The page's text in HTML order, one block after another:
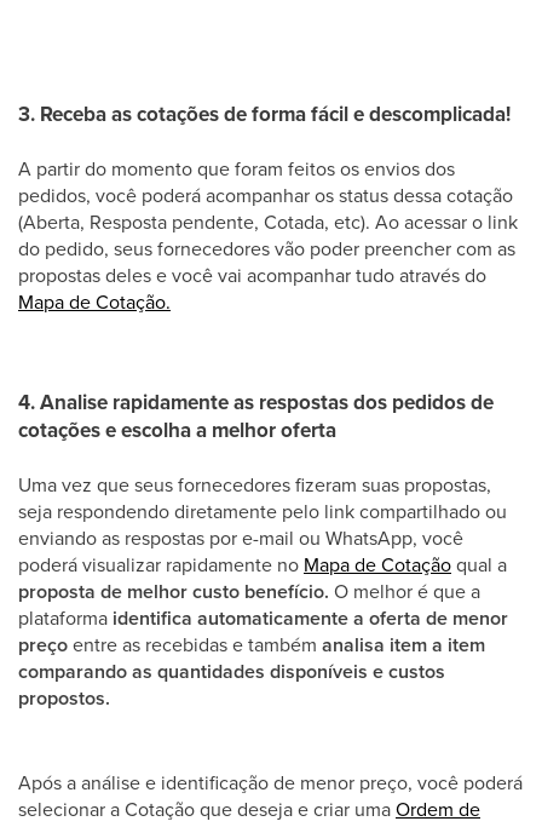
3. Receba as cotações de forma fácil e descomplicada!
A partir do momento que foram feitos os envios dos
pedidos, você poderá acompanhar os status dessa cotação
(Aberta, Resposta pendente, Cotada, etc). Ao acessar o link
do pedido, seus fornecedores vão poder preencher com as
propostas deles e você vai acompanhar tudo através do
Mapa de Cotação.
4. Analise rapidamente as respostas dos pedidos de
cotações e escolha a melhor oferta
Uma vez que seus fornecedores fizeram suas propostas,
seja respondendo diretamente pelo link compartilhado ou
enviando as respostas por e-mail ou WhatsApp, você
poderá visualizar rapidamente no Mapa de Cotaçãoqual a
proposta de melhor custo benefício. O melhor é que a
plataforma identifica automaticamente a oferta de menor
preçoentre as recebidas e também analisa item a item
comparando as quantidades disponíveis e custos
propostos.
Após a análise e identificação de menor preço, você poderá
selecionar a Cotação que deseja e criar umaOrdem de